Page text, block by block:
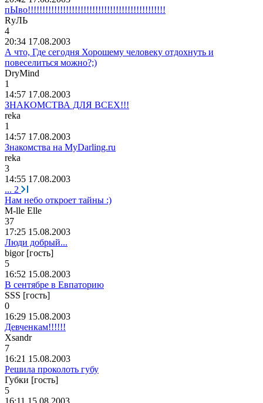
пЫво!!!!!!!!!!!!!!!!!!!!!!!!!!!!!!!!!!!!!!!!!!!!!!!
RуЛЬ
4
20:34 17.08.2003
А что, Где сегодня Хорошему человеку отдохнуть и
повеселиться можно?;)
DryMind
1
14:57 17.08.2003
ЗНАКОМСТВА ДЛЯ ВСЕХ!!!
reka
1
14:57 17.08.2003
Знакомства на MyDarling.ru
reka
3
14:55 17.08.2003
... 2
Нам небо откроет тайны :)
M-lle Elle
37
17:25 15.08.2003
Люди добрый...
bigor [гость]
5
16:52 15.08.2003
В сентябре в Евпаторию
SSS [гость]
0
16:29 15.08.2003
Девченкам!!!!!!
Xsandr
7
16:21 15.08.2003
Решила проколоть губу
Губки [гость]
5
16:11 15.08.2003